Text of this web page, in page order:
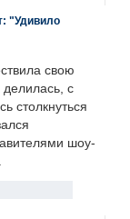
"Удивило
свою
с
столкнуться
шоу-